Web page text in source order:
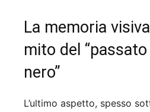
La memoria
mito del
nero”
L’ultimo aspetto, spesso